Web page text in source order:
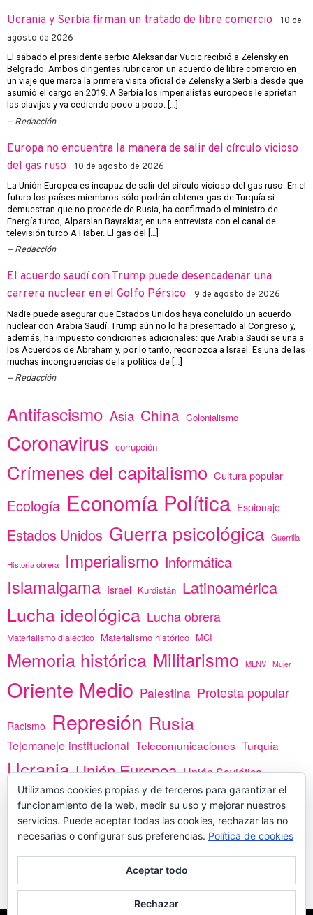
Ucrania y Serbia firman un tratado de libre comercio
10 de
agosto de 2026
El sábado el presidente serbio Aleksandar Vucic recibió a Zelensky en
Belgrado. Ambos dirigentes rubricaron un acuerdo de libre comercio en
un viaje que marca la primera visita oficial de Zelensky a Serbia desde que
asumió el cargo en 2019. A Serbia los imperialistas europeos le aprietan
las clavijas y va cediendo poco a poco. […]
Redacción
Europa no encuentra la manera de salir del círculo vicioso
del gas ruso
10 de agosto de 2026
La Unión Europea es incapaz de salir del círculo vicioso del gas ruso. En el
futuro los países miembros sólo podrán obtener gas de Turquía si
demuestran que no procede de Rusia, ha confirmado el ministro de
Energía turco, Alparslan Bayraktar, en una entrevista con el canal de
televisión turco A Haber. El gas del […]
Redacción
El acuerdo saudí con Trump puede desencadenar una
carrera nuclear en el Golfo Pérsico
9 de agosto de 2026
Nadie puede asegurar que Estados Unidos haya concluido un acuerdo
nuclear con Arabia Saudí. Trump aún no lo ha presentado al Congreso y,
además, ha impuesto condiciones adicionales: que Arabia Saudí se una a
los Acuerdos de Abraham y, por lo tanto, reconozca a Israel. Es una de las
muchas incongruencias de la política de […]
Redacción
Antifascismo Asia China Colonialismo
Coronavirus corrupción
Crímenes del capitalismo Cultura popular
Ecología Economía Política Espionaje
Estados Unidos Guerra psicológica Guerrilla
Historia obrera Imperialismo Informática
Islamalgama Israel Kurdistán Latinoamérica
Lucha ideológica Lucha obrera
Materialismo dialéctico Materialismo histórico MCI
Memoria histórica Militarismo MLNV Mujer
Oriente Medio Palestina Protesta popular
Racismo Represión Rusia
Tejemaneje institucional Telecomunicaciones Turquía
Ucrania Unión Europea Unión Soviética
vacunas Yemen África
PREGÚNTANOS
Utilizamos cookies propias y de terceros para garantizar el
funcionamiento de la web, medir su uso y mejorar nuestros
servicios. Puede aceptar todas las cookies, rechazar las no
necesarias o configurar sus preferencias. Política de cookies
Aceptar todo
Rechazar